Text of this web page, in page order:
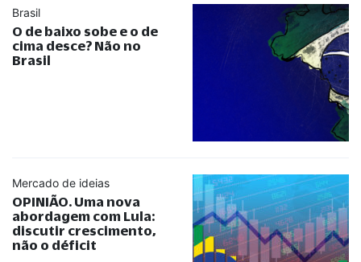
Brasil
O de baixo sobe e o de
cima desce? Não no
Brasil
Mercado de ideias
OPINIÃO. Uma nova
abordagem com Lula:
discutir crescimento,
não o déficit